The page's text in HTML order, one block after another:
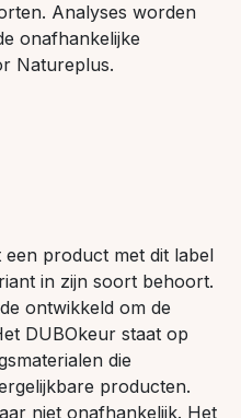
Analyses worden
onafhankelijke
Natureplus.
product met dit label
in zijn soort behoort.
ontwikkeld om de
DUBOkeur staat op
die
producten.
niet onafhankelijk. Het